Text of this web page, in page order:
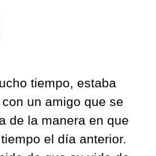
tiempo, estaba
un amigo que se
de la manera en que
el día anterior.